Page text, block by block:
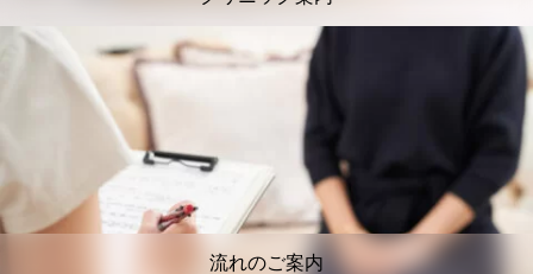
流れのご案内